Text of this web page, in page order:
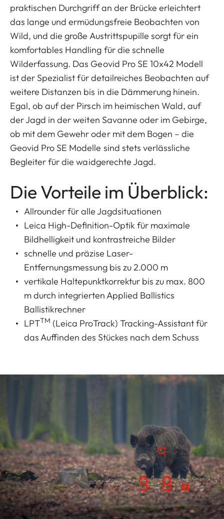
praktischen Durchgriff an der Brücke erleichtert
das lange und ermüdungsfreie Beobachten von
Wild, und die große Austrittspupille sorgt für ein
komfortables Handling für die schnelle
Wilderfassung. Das Geovid Pro SE 10x42 Modell
ist der Spezialist für detailreiches Beobachten auf
weitere Distanzen bis in die Dämmerung hinein.
Egal, ob auf der Pirsch im heimischen Wald, auf
der Jagd in der weiten Savanne oder im Gebirge,
ob mit dem Gewehr oder mit dem Bogen – die
Geovid Pro SE Modelle sind stets verlässliche
Begleiter für die waidgerechte Jagd.
Die Vorteile im Überblick:
Allrounder für alle Jagdsituationen
Leica High-Definition-Optik für maximale
Bildhelligkeit und kontrastreiche Bilder
schnelle und präzise Laser-
Entfernungsmessung bis zu 2.000 m
vertikale Haltepunktkorrektur bis zu max. 800
m durch integrierten Applied Ballistics
Ballistikrechner
LPTTM (Leica ProTrack) Tracking-Assistant für
das Auffinden des Stückes nach dem Schuss